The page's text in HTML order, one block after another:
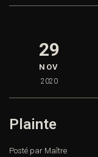
29
NOV
2020
Plainte
Posté par Maître